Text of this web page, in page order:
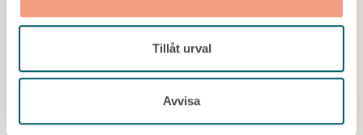
Tillåt urval
Avvisa
Är du egenföretagare och söker nya uppdrag? Gör en
öppen ansökan, så är du ett steg närmre ditt nästa uppdrag.
interimskonsulter och söker kontinuerligt...
Plats:Kalmar län,Kalmar